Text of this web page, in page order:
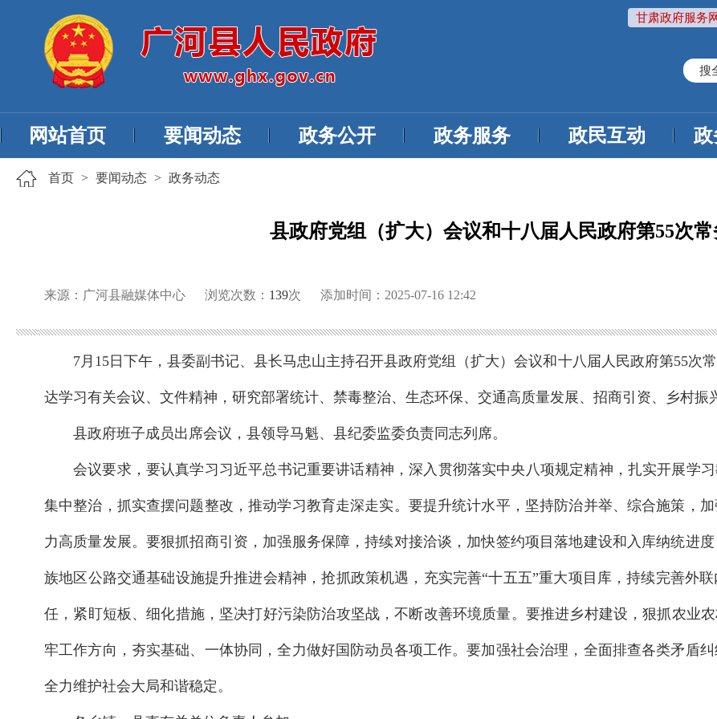
甘肃政府服务
搜
网站首页 要闻动态 政务公开 政务服务 政民互动 政
首页 > 要闻动态 > 政务动态
县政府党组（扩大）会议和十八届人民政府第55次
来源：广河县融媒体中心 浏览次数： 139次 添加时间：2025-07-16 12:42
7月15日下午，县委副书记、县长马忠山主持召开县政府党组（扩大）会议和十八届人民政府第55次
达学习有关会议、文件精神，研究部署统计、禁毒整治、生态环保、交通高质量发展、招商引资、乡村振
县政府班子成员出席会议，县领导马魁、县纪委监委负责同志列席。
会议要求，要认真学习习近平总书记重要讲话精神，深入贯彻落实中央八项规定精神，扎实开展学
集中整治，抓实查摆问题整改，推动学习教育走深走实。要提升统计水平，坚持防治并举、综合施策，
力高质量发展。要狠抓招商引资，加强服务保障，持续对接洽谈，加快签约项目落地建设和入库纳统进
族地区公路交通基础设施提升推进会精神，抢抓政策机遇，充实完善“十五五”重大项目库，持续完善外
任，紧盯短板、细化措施，坚决打好污染防治攻坚战，不断改善环境质量。要推进乡村建设，狠抓农业
牢工作方向，夯实基础、一体协同，全力做好国防动员各项工作。要加强社会治理，全面排查各类矛盾
全力维护社会大局和谐稳定。